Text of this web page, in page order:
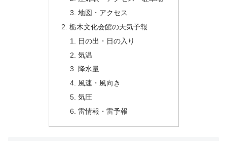
地図・アクセス
栃木文化会館の天気予報
日の出・日の入り
気温
降水量
風速・風向き
気圧
雷情報・雷予報